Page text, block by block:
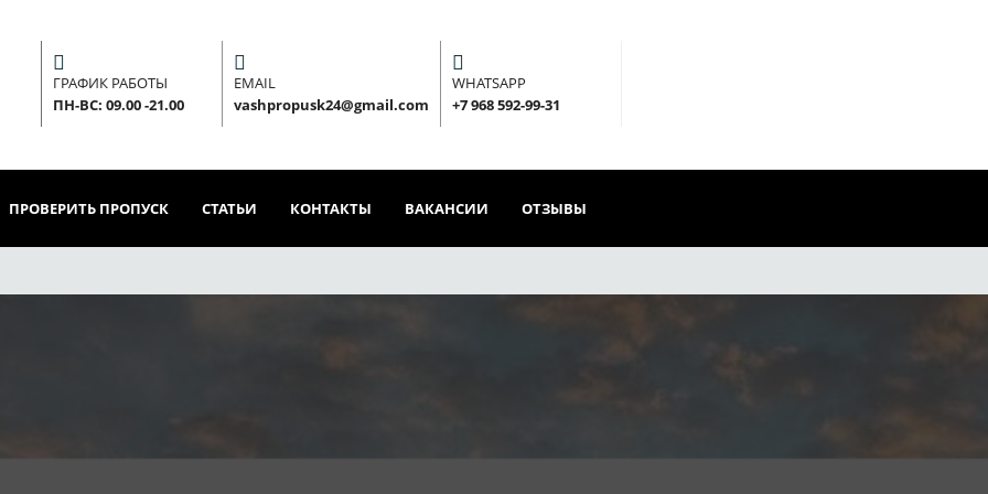
ГРАФИК РАБОТЫ
ПН-ВС: 09.00 -21.00
EMAIL
vashpropusk24@gmail.com
WHATSAPP
+7 968 592-99-31
ПРОВЕРИТЬ ПРОПУСК СТАТЬИ КОНТАКТЫ ВАКАНСИИ ОТЗЫВЫ